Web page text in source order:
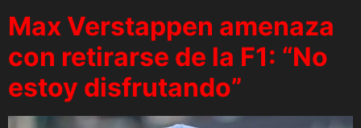
Max Verstappen amenaza
con retirarse de la F1: “No
estoy disfrutando”